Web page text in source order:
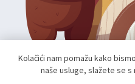
Kolačići nam pomažu kako
naše usluge, slažete se s